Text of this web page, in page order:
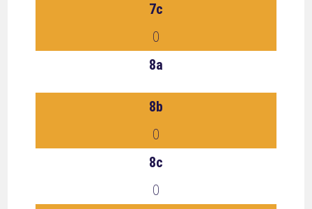
7c
0
8a
8b
0
8c
0